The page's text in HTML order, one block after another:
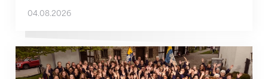
04.08.2026
Quand l’inclusion devient une évidence